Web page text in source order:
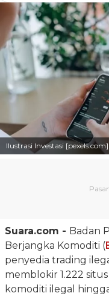
Ilustrasi Investasi [pexels.com]
Suara.com - Badan
Berjangka Komoditi (
penyedia trading
memblokir 1.222
komoditi ilegal